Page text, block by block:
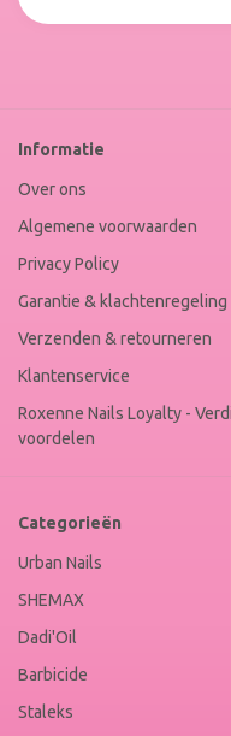
Informatie
Over ons
Algemene voorwaarden
Privacy Policy
Garantie & klachtenregeling
Verzenden & retourneren
Klantenservice
Roxenne Nails Loyalty -
voordelen
Categorieën
Urban Nails
SHEMAX
Dadi'Oil
Barbicide
Staleks